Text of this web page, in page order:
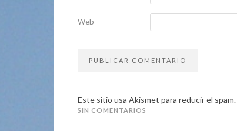
Web
Este sitio usa Akismet para reducir el spam.
SIN COMENTARIOS